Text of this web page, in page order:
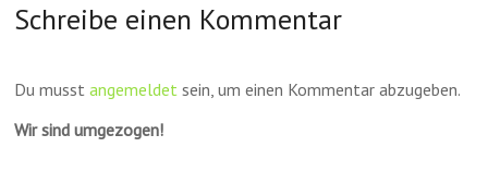
Schreibe einen Kommentar
Du musstangemeldet sein, um einen Kommentar abzugeben.
Wir sind umgezogen!